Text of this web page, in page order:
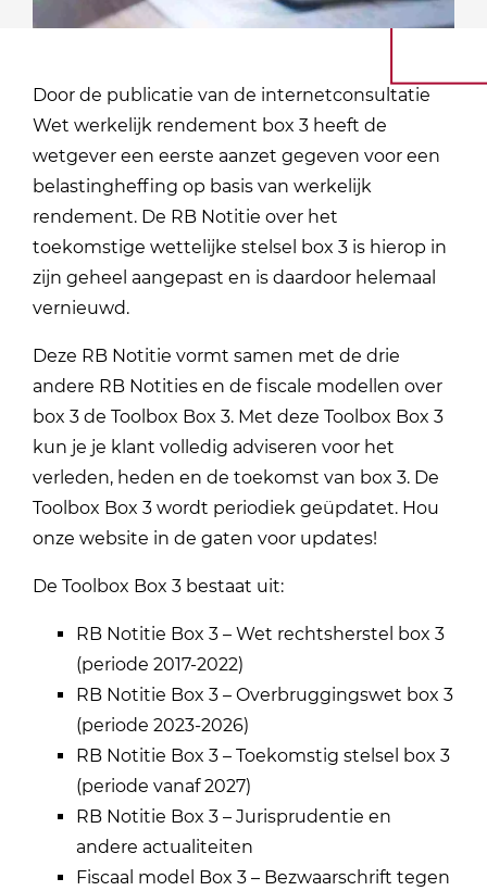
Door de publicatie van de internetconsultatie
Wet werkelijk rendement box 3 heeft de
wetgever een eerste aanzet gegeven voor een
belastingheffing op basis van werkelijk
rendement. De RB Notitie over het
toekomstige wettelijke stelsel box 3 is hierop in
zijn geheel aangepast en is daardoor helemaal
vernieuwd.
Deze RB Notitie vormt samen met de drie
andere RB Notities en de fiscale modellen over
box 3 de Toolbox Box 3. Met deze Toolbox Box 3
kun je je klant volledig adviseren voor het
verleden, heden en de toekomst van box 3. De
Toolbox Box 3 wordt periodiek geüpdatet. Hou
onze website in de gaten voor updates!
De Toolbox Box 3 bestaat uit:
RB Notitie Box 3 – Wet rechtsherstel box 3
(periode 2017-2022)
RB Notitie Box 3 – Overbruggingswet box 3
(periode 2023-2026)
RB Notitie Box 3 – Toekomstig stelsel box 3
(periode vanaf 2027)
RB Notitie Box 3 – Jurisprudentie en
andere actualiteiten
Fiscaal model Box 3 – Bezwaarschrift tegen